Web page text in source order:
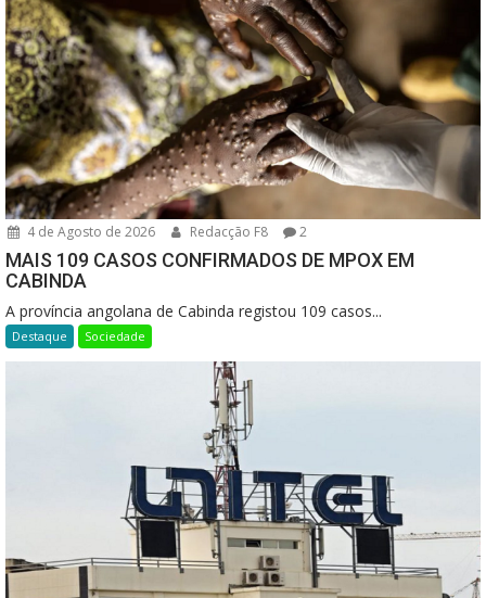
4 de Agosto de 2026 Redacção F8 2
MAIS 109 CASOS CONFIRMADOS DE MPOX EM
CABINDA
A província angolana de Cabinda registou 109 casos...
Destaque Sociedade